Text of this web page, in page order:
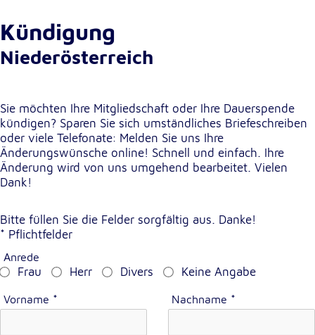
Kündigung
Niederösterreich
Sie möchten Ihre Mitgliedschaft oder Ihre Dauerspende
kündigen? Sparen Sie sich umständliches Briefeschreiben
oder viele Telefonate: Melden Sie uns Ihre
Änderungswünsche online! Schnell und einfach. Ihre
Änderung wird von uns umgehend bearbeitet. Vielen
Dank!
Bitte füllen Sie die Felder sorgfältig aus. Danke!
* Pflichtfelder
Anrede
Frau Herr Divers Keine Angabe
Vorname * Nachname *
Cookie Laufzeit:
1 Jahr
Name:
cookie_consent
Zweck:
Dieser Cookie speichert die ausgewählten
Einverständnis-Optionen des Benutzers
1 Jahr
Statistik
Statistik Cookies erfassen Informationen anonym.
Diese Informationen helfen uns zu verstehen, wie